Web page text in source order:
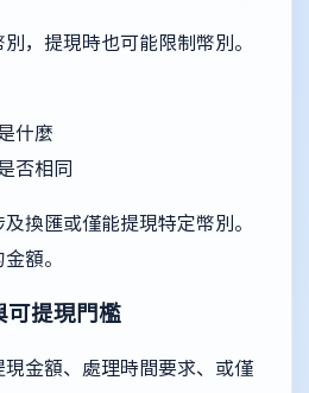
，提現時也可能限制幣別。
什麼
否相同
換匯或僅能提現特定幣別。
額。
可提現門檻
金額、處理時間要求、或僅